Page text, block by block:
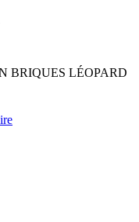
BRIQUES LÉOPARD